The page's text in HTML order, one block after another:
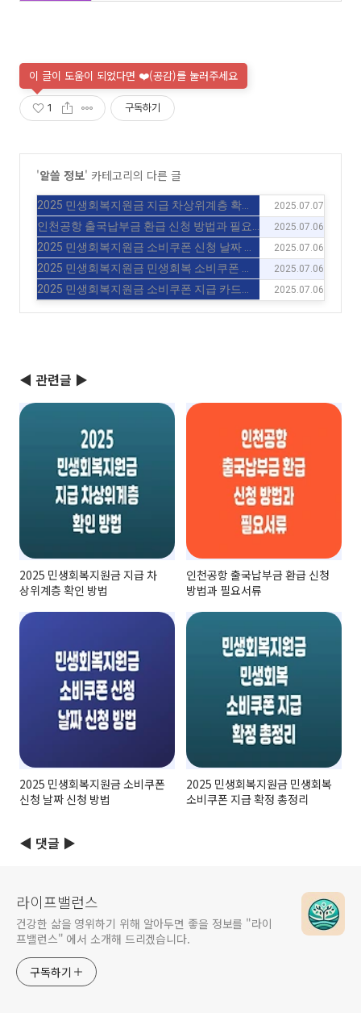
이 글이 도움이 되었다면 ❤️(공감)를 눌러주세요
1 구독하기
'알쓸 정보' 카테고리의 다른 글
2025 민생회복지원금 지급 차상위계층 확인
방법
(0)
2025.07.07
인천공항 출국납부금 환급 신청 방법과 필요
서류
(0)
2025.07.06
2025 민생회복지원금 소비쿠폰 신청 날짜 신
청 방법
(0)
2025.07.06
2025 민생회복지원금 민생회복 소비쿠폰 지
급 확정 총정리
(0)
2025.07.06
2025 민생회복지원금 소비쿠폰 지급 카드사
2025.07.06
◀ 관련글 ▶
2025 민생회복지원금 지급 차
상위계층 확인 방법
인천공항 출국납부금 환급 신청
방법과 필요서류
2025 민생회복지원금 소비쿠폰
신청 날짜 신청 방법
2025 민생회복지원금 민생회복
소비쿠폰 지급 확정 총정리
◀ 댓글 ▶
라이프밸런스
건강한 삶을 영위하기 위해 알아두면 좋을 정보를 "라이
프밸런스" 에서 소개해 드리겠습니다.
구독하기